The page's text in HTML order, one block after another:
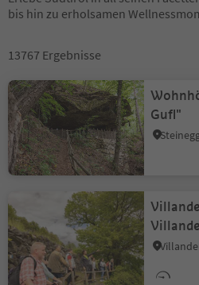
bis hin zu erholsamen
13767 Ergebnisse
Gufl"